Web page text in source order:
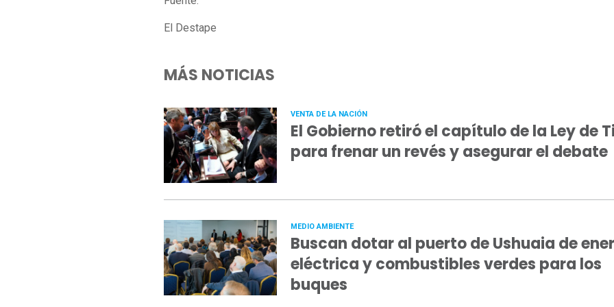
El Destape
MÁS NOTICIAS
VENTA DE LA NACIÓN
El Gobierno retiró el capítulo de la Ley de
para frenar un revés y asegurar el debate
MEDIO AMBIENTE
Buscan dotar al puerto de Ushuaia de
eléctrica y combustibles verdes para los
buques